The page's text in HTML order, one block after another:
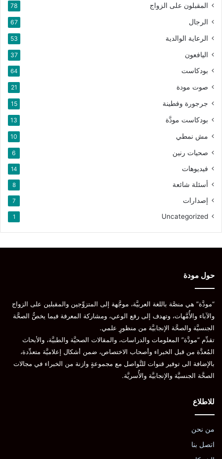
المقبلون على الزواج 78
الرجال 67
الرعاية الوالدية 53
اليافعون 37
بودكاست 64
صوت مودة 21
جرجورة وفطينة 15
بودكاست مودَّة 13
مش نمطي 10
صحيات رنين 6
فيديوهات 14
أسئلة شائعة 8
إصدارات 7
Uncategorized
1
حول مودة
“مودَّة” هي منصَّة باللغة العربيَّة، موجَّهة إلى المتزوِّجين والمقبلين على الزواج
والآباء والأُمَّهات، وتهدف إلى رفع الوعي، ومشاركة المعرفة فيما يخصُّ الصحَّة
الجنسيَّة والصحَّة الإنجابيَّة من منظورٍ علمي.
تقدِّم “مودَّة” المعلومات والدراسات، والمقالات الصحيَّة والطبيَّة، والأبحاث
المُعدَّة من قبل الخبراء وأصحاب الاختصاص، ضمن أشكال إعلاميَّة متعدِّدة،
بالإضافة الى توفير قنوات للتَّواصل مع مجموعةٍ وازنة من الخبراء في مجالات
الصحَّة الجنسيَّة والإنجابيَّة والأُسريَّة.
للاطلاع
من نحن
اتصل بنا